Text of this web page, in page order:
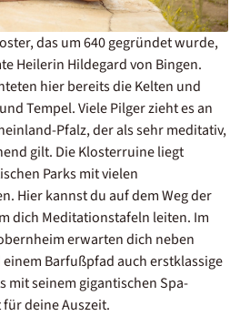
das um 640 gegründet wurde,
Heilerin Hildegard von Bingen.
hier bereits die Kelten und
Tempel. Viele Pilger zieht es an
Pfalz, der als sehr meditativ,
gilt. Die Klosterruine liegt
Parks mit vielen
Hier kannst du auf dem Weg der
dich Meditationstafeln leiten. Im
erwarten dich neben
Barfußpfad auch erstklassige
mit seinem gigantischen Spa-
deine Auszeit.